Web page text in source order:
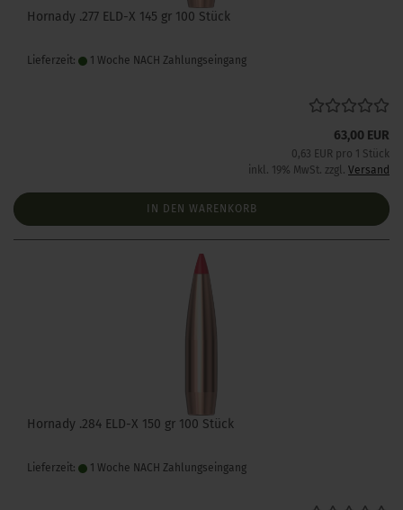
Hornady .277 ELD-X 145 gr 100 Stück
Lieferzeit: 1 Woche NACH Zahlungseingang
63,00 EUR
0,63 EUR pro 1 Stück
inkl. 19% MwSt. zzgl. Versand
IN DEN WARENKORB
Hornady .284 ELD-X 150 gr 100 Stück
Lieferzeit: 1 Woche NACH Zahlungseingang